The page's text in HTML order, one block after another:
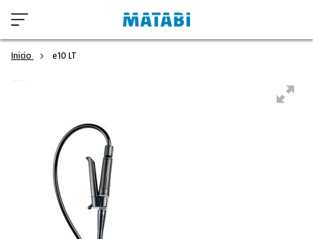
Inicio e10 LT